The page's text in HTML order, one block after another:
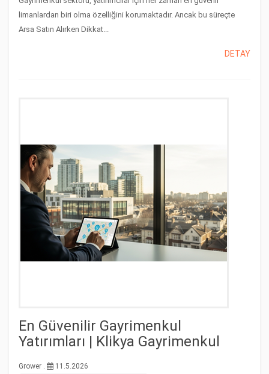
limanlardan biri olma özelliğini korumaktadır. Ancak bu süreçte
Arsa Satın Alırken Dikkat...
DETAY
En Güvenilir Gayrimenkul
Yatırımları | Klikya Gayrimenkul
Grower .
11.5.2026